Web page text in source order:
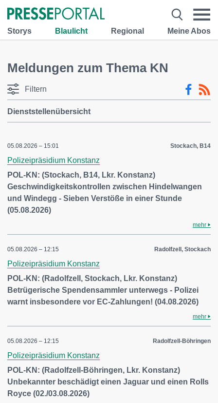
Storys Blaulicht Regional Meine Abos
Meldungen zum Thema KN
Filtern
Dienststellenübersicht
05.08.2026 – 15:01 Stockach, B14
Polizeipräsidium Konstanz
POL-KN: (Stockach, B14, Lkr. Konstanz)
Geschwindigkeitskontrollen zwischen Hindelwangen
und Windegg - Sieben Verstöße in einer Stunde
(05.08.2026)
mehr
05.08.2026 – 12:15 Radolfzell, Stockach
Polizeipräsidium Konstanz
POL-KN: (Radolfzell, Stockach, Lkr. Konstanz)
Betrügerische Spendensammler unterwegs - Polizei
warnt insbesondere vor EC-Zahlungen! (04.08.2026)
mehr
05.08.2026 – 12:15 Radolfzell-Böhringen
Polizeipräsidium Konstanz
POL-KN: (Radolfzell-Böhringen, Lkr. Konstanz)
Unbekannter beschädigt einen Jaguar und einen Rolls
Royce (02./03.08.2026)